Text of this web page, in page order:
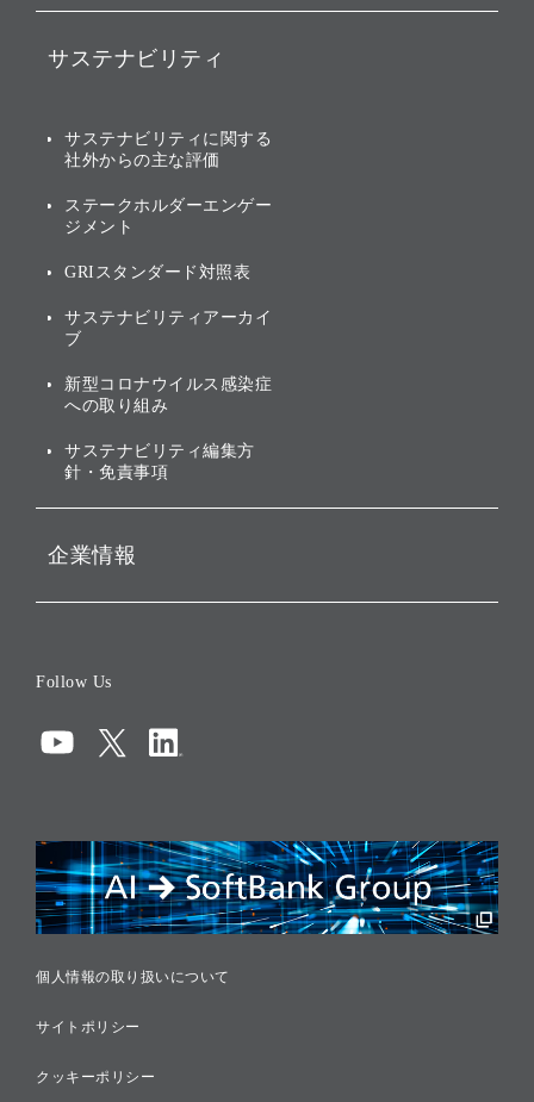
バリュー
ソフトバンクグループの歩
[AI] What dreams are made
その他
グループ企業一覧
IRカレンダー
業績・財務
アニュアルレポート
株主・投資家情報（IR）に
サステナビリティ
トップメッセージ
サステナビリティの考え方
ガバナンス
投資先のサステナビリティ
サステナビリティに関する
社外からの主な評価
ステークホルダーエンゲー
ジメント
GRIスタンダード対照表
サステナビリティアーカイ
ブ
新型コロナウイルス感染症
への取り組み
サステナビリティ編集方
針・免責事項
企業情報
コンプライアンス
リスクマネジメント
税務に対する取り組み
採用情報
Follow Us
個人情報の取り扱いについて
サイトポリシー
クッキーポリシー